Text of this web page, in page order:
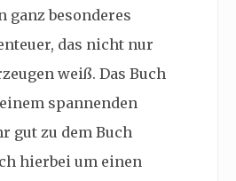
ganz besonderes
das nicht nur
weiß. Das Buch
spannenden
gut zu dem Buch
hierbei um einen